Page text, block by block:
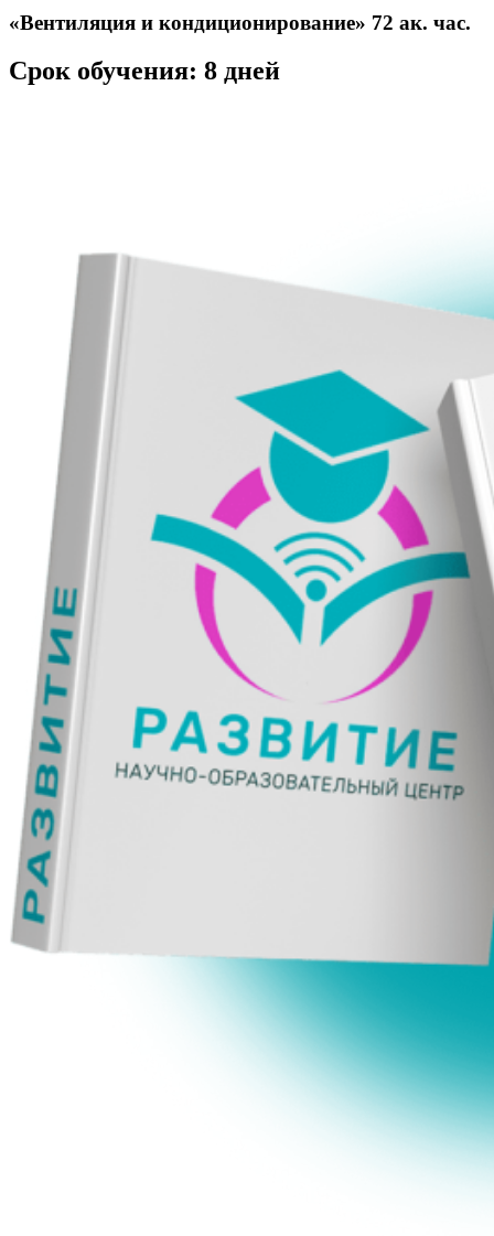
«Вентиляция и кондиционирование» 72 ак. час.
Срок обучения: 8 дней